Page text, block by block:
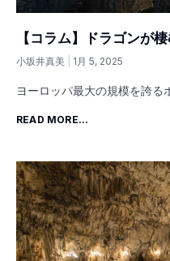
【コラム】ドラゴンが
小坂井真美 1月 5, 2025
ヨーロッパ最大の規模を誇る
READ MORE...